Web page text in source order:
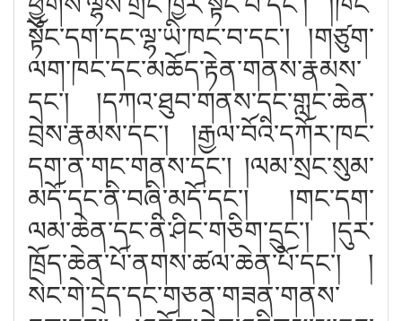
སྟོང་དག་དང་ལྷ་ཡི་ཁང་བ་དང༌། །གཙུག་
ལག་ཁང་དང་མཆོད་རྟེན་གནས་རྣམས་
དང༌། །དཀའ་ཐུབ་གནས་དང་གླང་ཆེན་
བྲེས་རྣམས་དང༌། །རྒྱལ་བོའི་དཀོར་ཁང་
དག་ན་གང་གནས་དང༌། །ལམ་སྲང་སུམ་
མདོ་དང་ནི་བཞི་མདོ་དང༌། །གང་དག་
ལམ་ཆེན་དང་ནི་ཤིང་གཅིག་དྲུང༌། །དུར་
ཁྲོད་ཆེན་པོ་ནགས་ཚལ་ཆེན་པོ་དང༌། །
སེང་གེ་དྲེད་དང་གཅན་གཟན་གནས་